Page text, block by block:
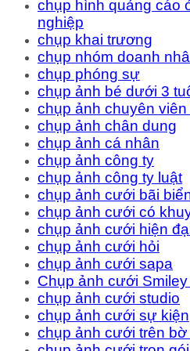
chụp hình quảng cáo
nghiệp
chụp khai trương
chụp nhóm doanh
chụp phóng sự
chụp ảnh bé dưới 3
chụp ảnh chuyên viên
chụp ảnh chân dung
chụp ảnh cá nhân
chụp ảnh công ty
chụp ảnh công ty luật
chụp ảnh cưới bãi
chụp ảnh cưới có
chụp ảnh cưới hiện
chụp ảnh cưới hỏi
chụp ảnh cưới sapa
Chụp ảnh cưới Smiley
chụp ảnh cưới studio
chụp ảnh cưới sự kiện
chụp ảnh cưới trên bờ